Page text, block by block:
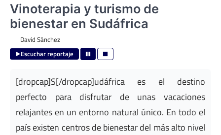
Vinoterapia y turismo de
bienestar en Sudáfrica
David Sánchez
Escuchar reportaje
[dropcap]S[/dropcap]udáfrica es el destino
perfecto para disfrutar de unas vacaciones
relajantes en un entorno natural único. En todo el
país existen centros de bienestar del más alto nivel